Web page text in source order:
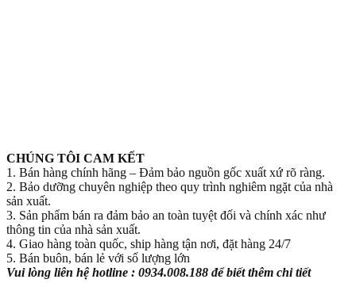
CHÚNG TÔI CAM KẾT
1. Bán hàng chính hãng – Đảm bảo nguồn gốc xuất xứ rõ ràng.
2. Bảo dưỡng chuyên nghiệp theo quy trình nghiêm ngặt của nhà
sản xuất.
3. Sản phẩm bán ra đảm bảo an toàn tuyệt đối và chính xác như
thông tin của nhà sản xuất.
4. Giao hàng toàn quốc, ship hàng tận nơi, đặt hàng 24/7
5. Bán buôn, bán lẻ với số lượng lớn
Vui lòng liên hệ hotline : 0934.008.188 để biết thêm chi tiết